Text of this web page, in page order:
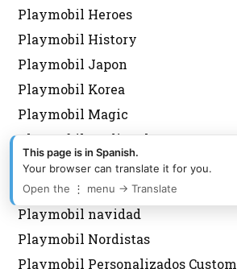
Playmobil Heroes
Playmobil History
Playmobil Japon
Playmobil Korea
Playmobil Magic
Playmobil medieval
Playmobil Mexico Aurimat
Playmobil Militares Soldados
Playmobil navidad
Playmobil Nordistas
Playmobil Personalizados Custom
This page is in Spanish.
Your browser can translate it for you.
Open the ⋮ menu → Translate